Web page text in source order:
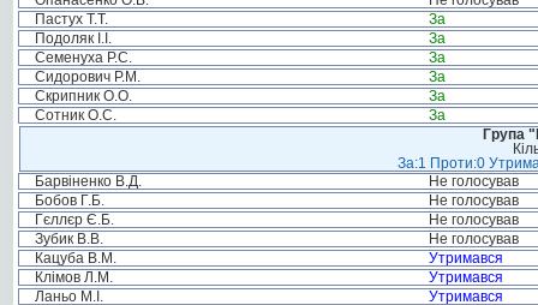
Пастух Т.Т.
За
Подоляк І.І.
За
Семенуха Р.С.
За
Сидорович Р.М.
За
Скрипник О.О.
За
Сотник О.С.
За
Група
За:1 Проти:0
Барвіненко В.Д.
Не голосував
Бобов Г.Б.
Не голосував
Гєллєр Є.Б.
Не голосував
Зубик В.В.
Не голосував
Кацуба В.М.
Утримався
Клімов Л.М.
Утримався
Ланьо М.І.
Утримався